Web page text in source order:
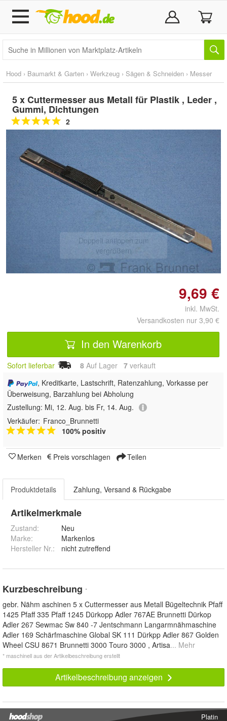
Hood › Baumarkt & Garten › Werkzeug › Sägen & Schneiden › Messer
5 x Cuttermesser aus Metall für Plastik , Leder ,
Gummi, Dichtungen
2
Doppelt antippen zum
vergrößern
9,69 €
inkl. MwSt.
Versandkosten nur 3,90 €
In den Warenkorb
Sofort lieferbar 8 Auf Lager 7 verkauft
, Kreditkarte, Lastschrift, Ratenzahlung, Vorkasse per
Überweisung, Barzahlung bei Abholung
Zustellung: Mi, 12. Aug. bis Fr, 14. Aug.
Verkäufer: Franco_Brunnetti
100% positiv
Merken Preis vorschlagen Teilen
Produktdetails Zahlung, Versand & Rückgabe
Artikelmerkmale
Zustand:
Neu
Marke:
Markenlos
Hersteller Nr.:
nicht zutreffend
Kurzbeschreibung *
gebr. Nähm aschinen 5 x Cuttermesser aus Metall Bügeltechnik Pfaff
1425 Pfaff 335 Pfaff 1245 Dürkopp Adler 767AE Brunnetti Dürkop
Adler 267 Sewmac Sw 840 -7 Jentschmann Langarmnähmaschine
Adler 169 Schärfmaschine Global SK 111 Dürkpp Adler 867 Golden
Wheel CSU 8671 Brunnetti 3000 Touro 3000 , Artisa... Mehr
* maschinell aus der Artikelbeschreibung erstellt
Artikelbeschreibung anzeigen
Platin